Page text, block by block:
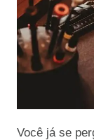
Você já se